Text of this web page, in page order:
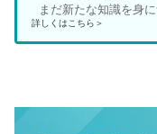
まだ新たな知識を身
詳しくはこちら＞